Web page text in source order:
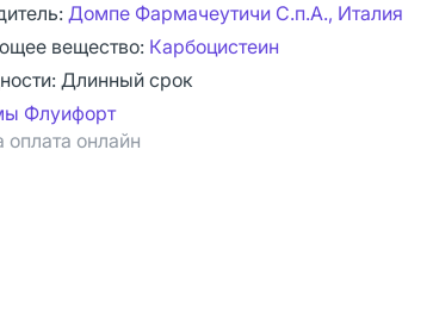
Домпе Фармачеутичи С.п.А., Италия
вещество: Карбоцистеин
Длинный срок
Флуифорт
оплата онлайн